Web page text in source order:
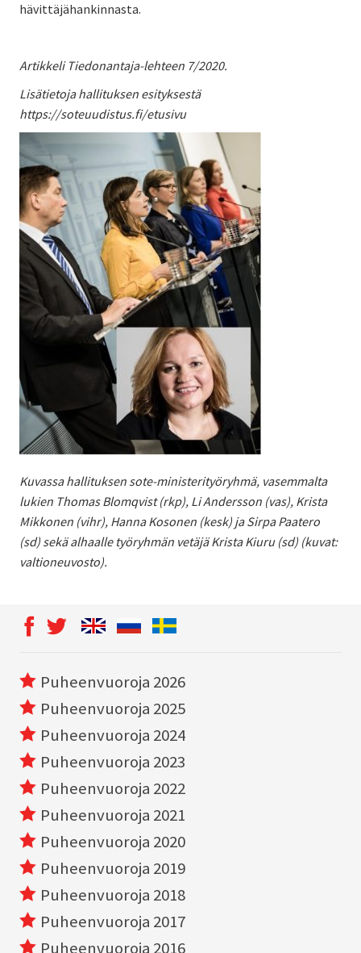
hävittäjähankinnasta.
Artikkeli Tiedonantaja-lehteen 7/2020.
Lisätietoja hallituksen esityksestä
https://soteuudistus.fi/etusivu
Kuvassa hallituksen sote-ministerityöryhmä, vasemmalta
lukien Thomas Blomqvist (rkp), Li Andersson (vas), Krista
Mikkonen (vihr), Hanna Kosonen (kesk) ja Sirpa Paatero
(sd) sekä alhaalle työryhmän vetäjä Krista Kiuru (sd) (kuvat:
valtioneuvosto).
Puheenvuoroja 2026
Puheenvuoroja 2025
Puheenvuoroja 2024
Puheenvuoroja 2023
Puheenvuoroja 2022
Puheenvuoroja 2021
Puheenvuoroja 2020
Puheenvuoroja 2019
Puheenvuoroja 2018
Puheenvuoroja 2017
Puheenvuoroja 2016